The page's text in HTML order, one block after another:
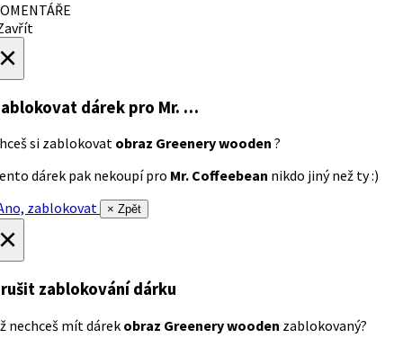
dárek pro Mr. …
si zablokovat obraz Greenery wooden ?
dárek pak nekoupí pro Mr. Coffeebean nikdo jiný než ty :)
zablokovat
× Zpět
zablokování dárku
nechceš mít dárek obraz Greenery wooden zablokovaný?